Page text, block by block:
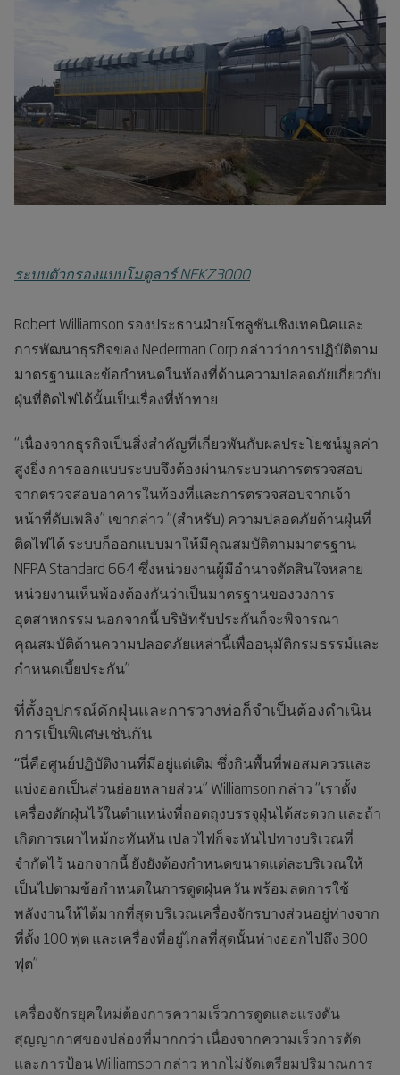
ระบบตัวกรองแบบโมดูลาร์ NFKZ3000
Robert Williamson รองประธานฝ่ายโซลูชันเชิงเทคนิคและ
การพัฒนาธุรกิจของ Nederman Corp กล่าวว่าการปฏิบัติตาม
มาตรฐานและข้อกำหนดในท้องที่ด้านความปลอดภัยเกี่ยวกับ
ฝุ่นที่ติดไฟได้นั้นเป็นเรื่องที่ท้าทาย
“เนื่องจากธุรกิจเป็นสิ่งสำคัญที่เกี่ยวพันกับผลประโยชน์มูลค่า
สูงยิ่ง การออกแบบระบบจึงต้องผ่านกระบวนการตรวจสอบ
จากตรวจสอบอาคารในท้องที่และการตรวจสอบจากเจ้า
หน้าที่ดับเพลิง” เขากล่าว “(สำหรับ) ความปลอดภัยด้านฝุ่นที่
ติดไฟได้ ระบบก็ออกแบบมาให้มีคุณสมบัติตามมาตรฐาน
NFPA Standard 664 ซึ่งหน่วยงานผู้มีอำนาจตัดสินใจหลาย
หน่วยงานเห็นพ้องต้องกันว่าเป็นมาตรฐานของวงการ
อุตสาหกรรม นอกจากนี้ บริษัทรับประกันก็จะพิจารณา
คุณสมบัติด้านความปลอดภัยเหล่านี้เพื่ออนุมัติกรมธรรม์และ
กำหนดเบี้ยประกัน”
ที่ตั้งอุปกรณ์ดักฝุ่นและการวางท่อก็จำเป็นต้องดำเนิน
การเป็นพิเศษเช่นกัน
“นี่คือศูนย์ปฏิบัติงานที่มีอยู่แต่เดิม ซึ่งกินพื้นที่พอสมควรและ
แบ่งออกเป็นส่วนย่อยหลายส่วน” Williamson กล่าว “เราตั้ง
เครื่องดักฝุ่นไว้ในตำแหน่งที่ถอดถุงบรรจุฝุ่นได้สะดวก และถ้า
เกิดการเผาไหม้กะทันหัน เปลวไฟก็จะหันไปทางบริเวณที่
จำกัดไว้ นอกจากนี้ ยังยังต้องกำหนดขนาดแต่ละบริเวณให้
เป็นไปตามข้อกำหนดในการดูดฝุ่นควัน พร้อมลดการใช้
พลังงานให้ได้มากที่สุด บริเวณเครื่องจักรบางส่วนอยู่ห่างจาก
ที่ตั้ง 100 ฟุต และเครื่องที่อยู่ไกลที่สุดนั้นห่างออกไปถึง 300
ฟุต”
เครื่องจักรยุคใหม่ต้องการความเร็วการดูดและแรงดัน
สุญญากาศของปล่องที่มากกว่า เนื่องจากความเร็วการตัด
และการป้อน Williamson กล่าว หากไม่จัดเตรียมปริมาณการ